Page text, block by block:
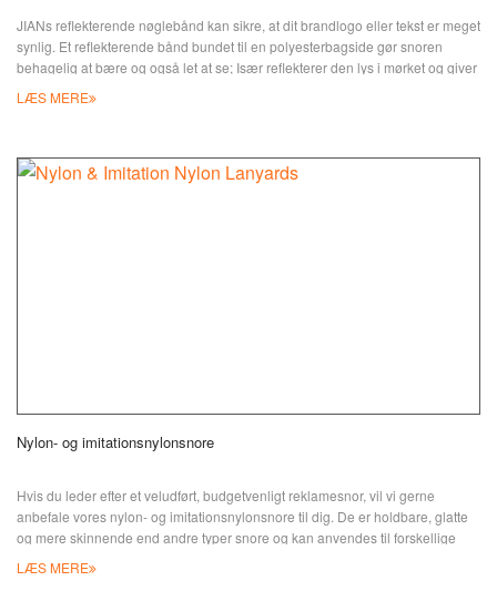
JIANs reflekterende nøglebånd kan sikre, at dit brandlogo eller tekst er meget
synlig. Et reflekterende bånd bundet til en polyesterbagside gør snoren
behagelig at bære og også let at se; Især reflekterer den lys i mørket og giver
med standard silketryk, CMYK-tryk eller lysende (glow in the d)
LÆS MERE
Nylon- og imitationsnylonsnore
Hvis du leder efter et veludført, budgetvenligt reklamesnor, vil vi gerne
anbefale vores nylon- og imitationsnylonsnore til dig. De er holdbare, glatte
og mere skinnende end andre typer snore og kan anvendes til forskellige
nøglebånd med din unikke idé nu! Dine speciallavede nøglebånd er bestemt
LÆS MERE